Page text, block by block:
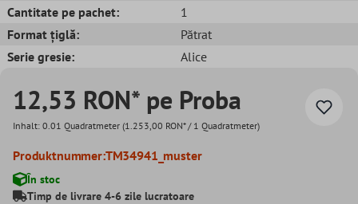
Cantitate pe pachet:
1
Format țiglă:
Pătrat
Serie gresie:
Alice
12,53 RON* pe Proba
Inhalt: 0.01 Quadratmeter (1.253,00 RON* / 1 Quadratmeter)
Produktnummer:TM34941_muster
În stoc
Timp de livrare 4-6 zile lucratoare